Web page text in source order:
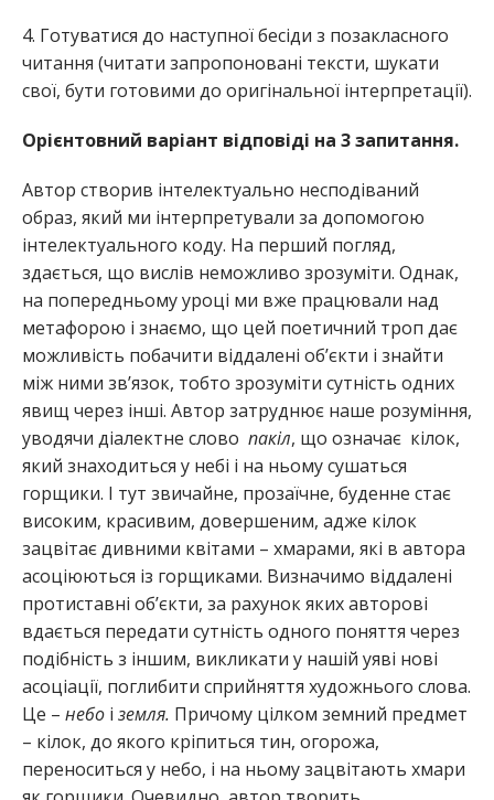
4. Готуватися до наступної бесіди з позакласного
читання (читати запропоновані тексти, шукати
свої, бути готовими до оригінальної інтерпретації).
Орієнтовний варіант відповіді на 3 запитання.
Автор створив інтелектуально несподіваний
образ, який ми інтерпретували за допомогою
інтелектуального коду. На перший погляд,
здається, що вислів неможливо зрозуміти. Однак,
на попередньому уроці ми вже працювали над
метафорою і знаємо, що цей поетичний троп дає
можливість побачити віддалені об’єкти і знайти
між ними зв’язок, тобто зрозуміти сутність одних
явищ через інші. Автор затруднює наше розуміння,
уводячи діалектне слово пакіл, що означає кілок,
який знаходиться у небі і на ньому сушаться
горщики. І тут звичайне, прозаїчне, буденне стає
високим, красивим, довершеним, адже кілок
зацвітає дивними квітами – хмарами, які в автора
асоціюються із горщиками. Визначимо віддалені
протиставні об’єкти, за рахунок яких авторові
вдається передати сутність одного поняття через
подібність з іншим, викликати у нашій уяві нові
асоціації, поглибити сприйняття художнього слова.
Це – небо і земля. Причому цілком земний предмет
– кілок, до якого кріпиться тин, огорожа,
переноситься у небо, і на ньому зацвітають хмари